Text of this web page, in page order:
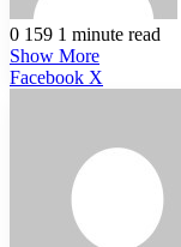
0 159 1 minute read
Show More
Facebook X